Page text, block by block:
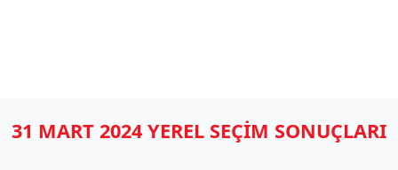
31 MART 2024 YEREL SEÇİM SONUÇLARI